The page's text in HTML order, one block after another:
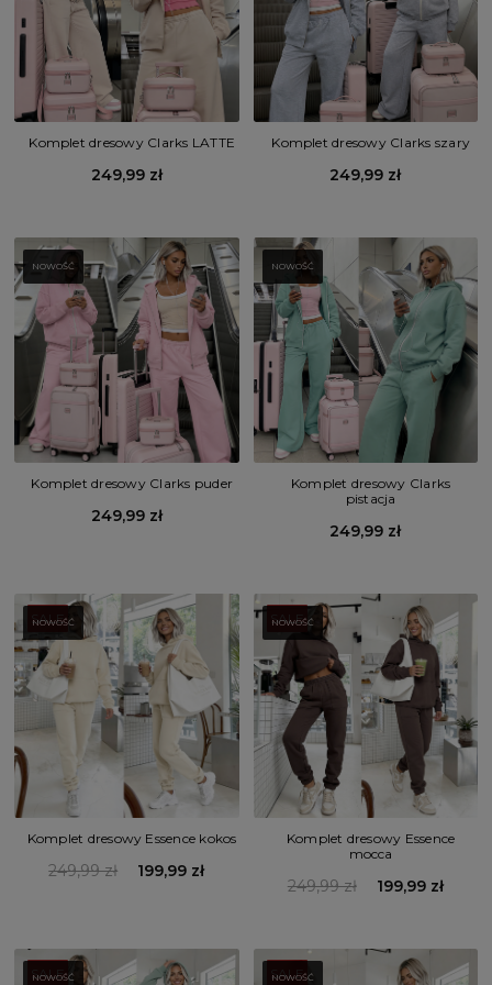
Komplet dresowy Clarks LATTE
249,99 zł
Komplet dresowy Clarks szary
249,99 zł
NOWOŚĆ
Komplet dresowy Clarks puder
249,99 zł
NOWOŚĆ
Komplet dresowy Clarks
pistacja
249,99 zł
SALE
NOWOŚĆ
Komplet dresowy Essence kokos
249,99 zł 199,99 zł
SALE
NOWOŚĆ
Komplet dresowy Essence
mocca
249,99 zł 199,99 zł
SALE
NOWOŚĆ SALE
NOWOŚĆ